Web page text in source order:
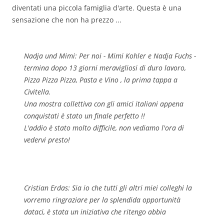
diventati una piccola famiglia d'arte. Questa è una
sensazione che non ha prezzo ...
Nadja und Mimi: Per noi - Mimi Kohler e Nadja Fuchs -
termina dopo 13 giorni meravigliosi di duro lavoro,
Pizza Pizza Pizza, Pasta e Vino , la prima tappa a
Civitella.
Una mostra collettiva con gli amici italiani appena
conquistati è stato un finale perfetto !!
L'addio è stato molto difficile, non vediamo l'ora di
vedervi presto!
Cristian Erdas: Sia io che tutti gli altri miei colleghi la
vorremo ringraziare per la splendida opportunità
dataci, è stata un iniziativa che ritengo abbia